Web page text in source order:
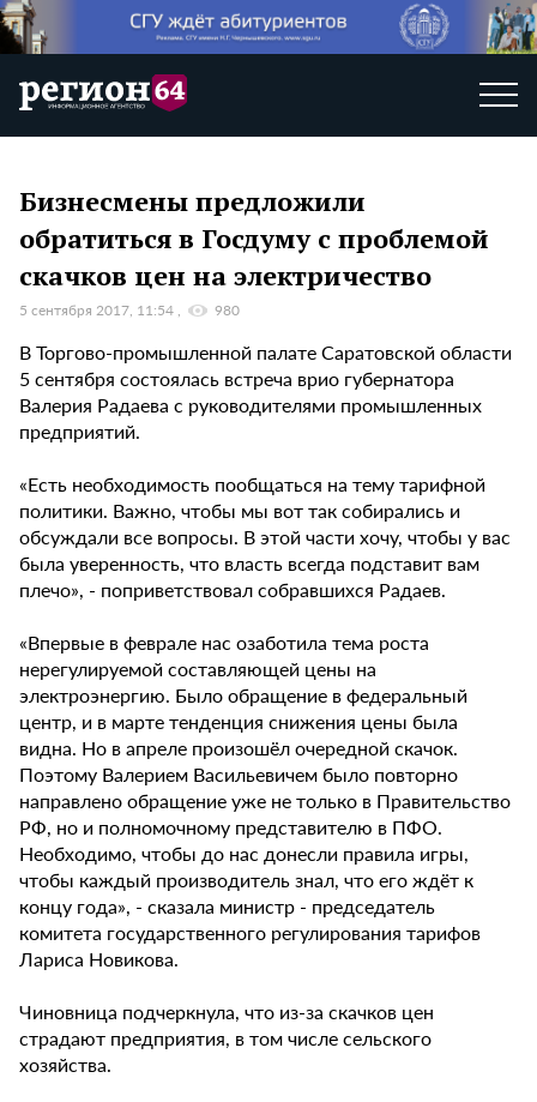
Бизнесмены предложили
обратиться в Госдуму с проблемой
скачков цен на электричество
5 сентября 2017, 11:54 980
В Торгово-промышленной палате Саратовской области
5 сентября состоялась встреча врио губернатора
Валерия Радаева с руководителями промышленных
предприятий.
«Есть необходимость пообщаться на тему тарифной
политики. Важно, чтобы мы вот так собирались и
обсуждали все вопросы. В этой части хочу, чтобы у вас
была уверенность, что власть всегда подставит вам
плечо», - поприветствовал собравшихся Радаев.
«Впервые в феврале нас озаботила тема роста
нерегулируемой составляющей цены на
электроэнергию. Было обращение в федеральный
центр, и в марте тенденция снижения цены была
видна. Но в апреле произошёл очередной скачок.
Поэтому Валерием Васильевичем было повторно
направлено обращение уже не только в Правительство
РФ, но и полномочному представителю в ПФО.
Необходимо, чтобы до нас донесли правила игры,
чтобы каждый производитель знал, что его ждёт к
концу года», - сказала министр - председатель
комитета государственного регулирования тарифов
Лариса Новикова.
Чиновница подчеркнула, что из-за скачков цен
страдают предприятия, в том числе сельского
хозяйства.